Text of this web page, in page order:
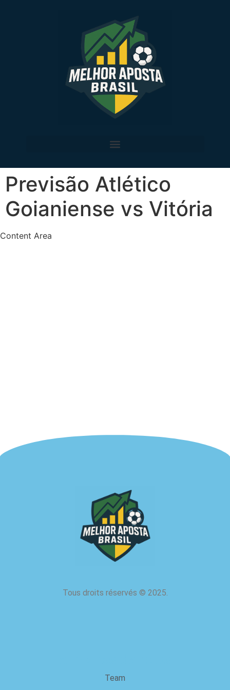
Previsão Atlético
Goianiense vs Vitória
Content Area
Tous droits réservés © 2025.
Team